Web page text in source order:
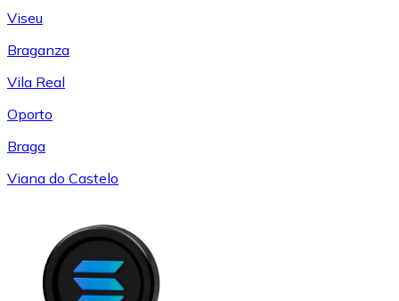
Viseu
Braganza
Vila Real
Oporto
Braga
Viana do Castelo